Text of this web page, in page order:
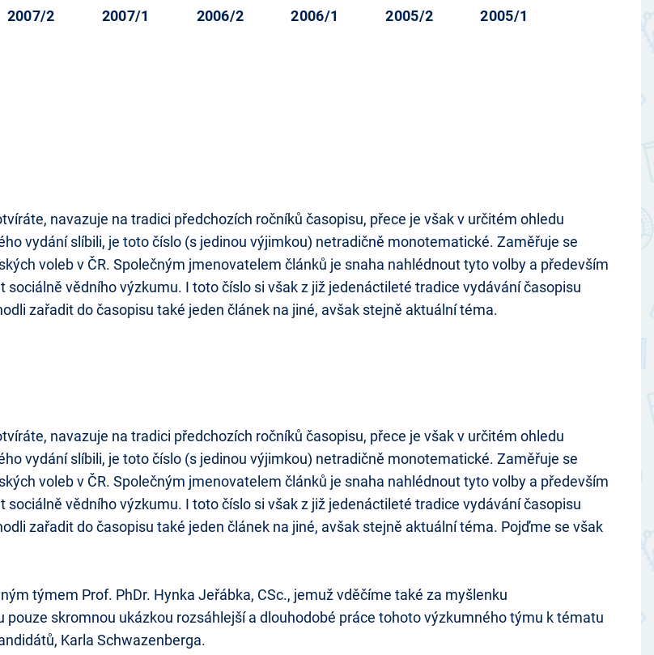
2007/2 2007/1 2006/2 2006/1 2005/2 2005/1
navazuje na tradici předchozích ročníků časopisu, přece je však v určitém ohledu
vydání slíbili, je toto číslo (s jedinou výjimkou) netradičně monotematické. Zaměřuje se
voleb v ČR. Společným jmenovatelem článků je snaha nahlédnout tyto volby a především
vědního výzkumu. I toto číslo si však z již jedenáctileté tradice vydávání časopisu
zařadit do časopisu také jeden článek na jiné, avšak stejně aktuální téma.
navazuje na tradici předchozích ročníků časopisu, přece je však v určitém ohledu
vydání slíbili, je toto číslo (s jedinou výjimkou) netradičně monotematické. Zaměřuje se
voleb v ČR. Společným jmenovatelem článků je snaha nahlédnout tyto volby a především
vědního výzkumu. I toto číslo si však z již jedenáctileté tradice vydávání časopisu
zařadit do časopisu také jeden článek na jiné, avšak stejně aktuální téma. Pojďme se však
týmem Prof. PhDr. Hynka Jeřábka, CSc., jemuž vděčíme také za myšlenku
skromnou ukázkou rozsáhlejší a dlouhodobé práce tohoto výzkumného týmu k tématu
Karla Schwazenberga.